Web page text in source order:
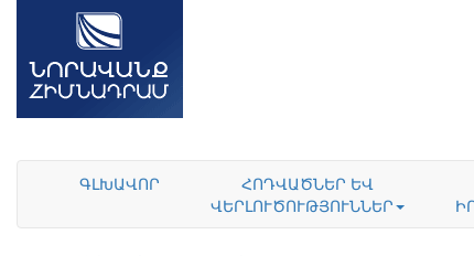
ԳԼԽԱՎՈՐ
ՀՈԴՎԱԾՆԵՐ ԵՎ
ՎԵՐԼՈՒԾՈՒԹՅՈՒՆՆԵՐ